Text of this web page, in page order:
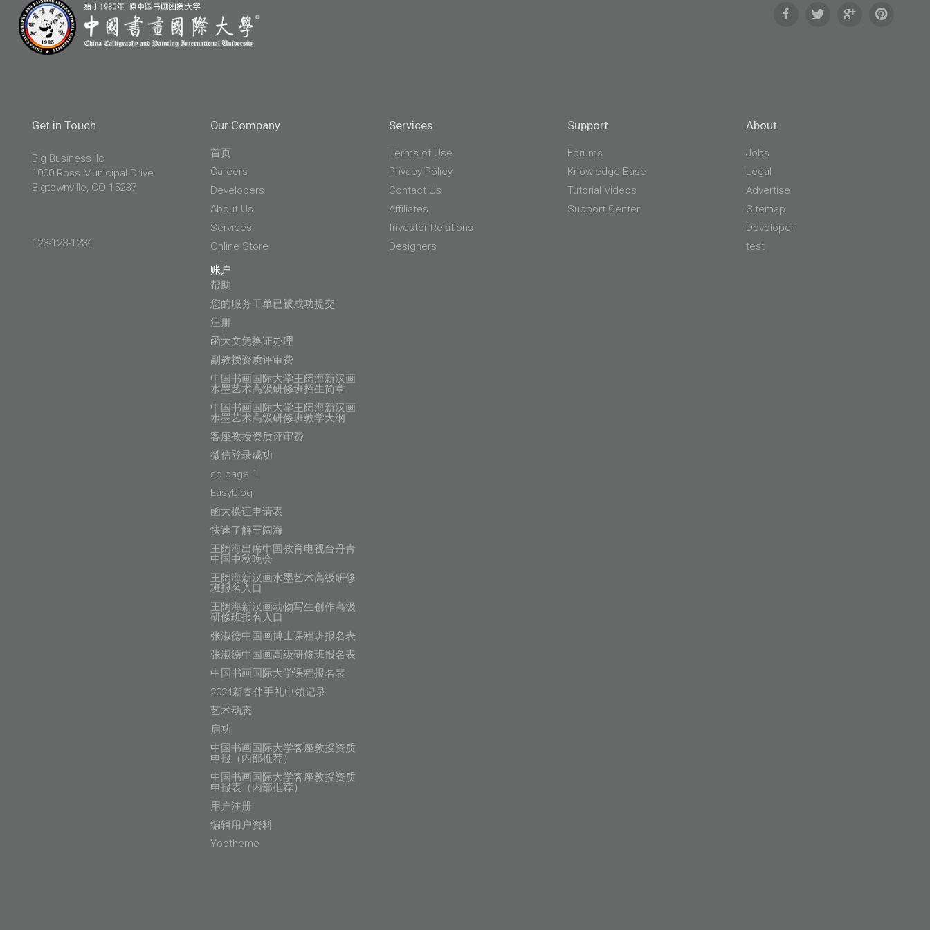
Get in Touch
Big Business llc
1000 Ross Municipal Drive
Bigtownville, CO 15237
123-123-1234
Our Company
首页
Careers
Developers
About Us
Services
Online Store
账户
帮助
您的服务工单已被成功提交
注册
函大文凭换证办理
副教授资质评审费
中国书画国际大学王阔海新汉画
水墨艺术高级研修班招生简章
中国书画国际大学王阔海新汉画
水墨艺术高级研修班教学大纲
客座教授资质评审费
微信登录成功
sp page 1
Easyblog
函大换证申请表
快速了解王阔海
王阔海出席中国教育电视台丹青
中国中秋晚会
王阔海新汉画水墨艺术高级研修
班报名入口
王阔海新汉画动物写生创作高级
研修班报名入口
张淑德中国画博士课程班报名表
张淑德中国画高级研修班报名表
中国书画国际大学课程报名表
2024新春伴手礼申领记录
艺术动态
启功
中国书画国际大学客座教授资质
申报（内部推荐）
中国书画国际大学客座教授资质
申报表（内部推荐）
用户注册
编辑用户资料
Yootheme
Services
Terms of Use
Privacy Policy
Contact Us
Affiliates
Investor Relations
Designers
Support
Forums
Knowledge Base
Tutorial Videos
Support Center
About
Jobs
Legal
Advertise
Sitemap
Developer
test